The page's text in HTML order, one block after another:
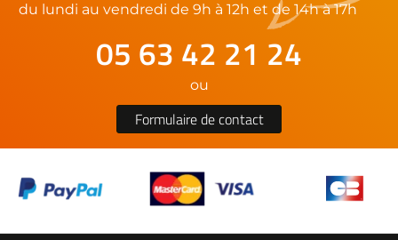
du lundi au vendredi de 9h à 12h et de 14h à 17h
05 63 42 21 24
ou
Formulaire de contact